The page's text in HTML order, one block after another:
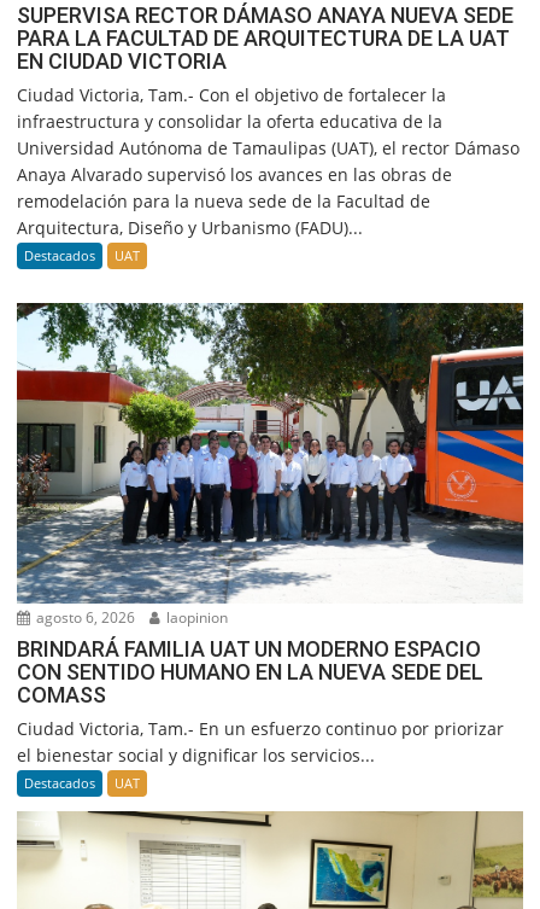
SUPERVISA RECTOR DÁMASO ANAYA NUEVA SEDE
PARA LA FACULTAD DE ARQUITECTURA DE LA UAT
EN CIUDAD VICTORIA
Ciudad Victoria, Tam.- Con el objetivo de fortalecer la
infraestructura y consolidar la oferta educativa de la
Universidad Autónoma de Tamaulipas (UAT), el rector Dámaso
Anaya Alvarado supervisó los avances en las obras de
remodelación para la nueva sede de la Facultad de
Arquitectura, Diseño y Urbanismo (FADU)...
Destacados UAT
agosto 6, 2026 laopinion
BRINDARÁ FAMILIA UAT UN MODERNO ESPACIO
CON SENTIDO HUMANO EN LA NUEVA SEDE DEL
COMASS
Ciudad Victoria, Tam.- En un esfuerzo continuo por priorizar
el bienestar social y dignificar los servicios...
Destacados UAT